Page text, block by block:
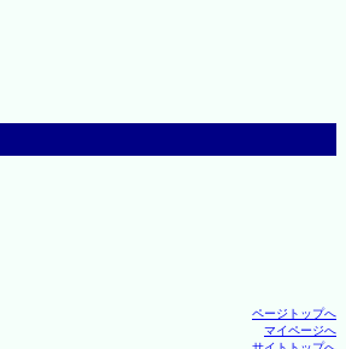
ページトップへ
マイページへ